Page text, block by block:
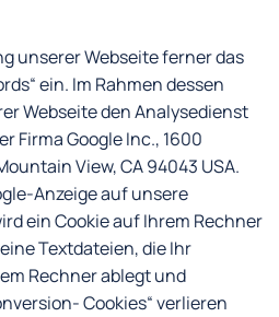
unserer Webseite ferner das
ein. Im Rahmen dessen
Webseite den Analysedienst
Firma Google Inc., 1600
View, CA 94043 USA.
Anzeige auf unsere
ein Cookie auf Ihrem Rechner
Textdateien, die Ihr
Rechner ablegt und
Cookies“ verlieren